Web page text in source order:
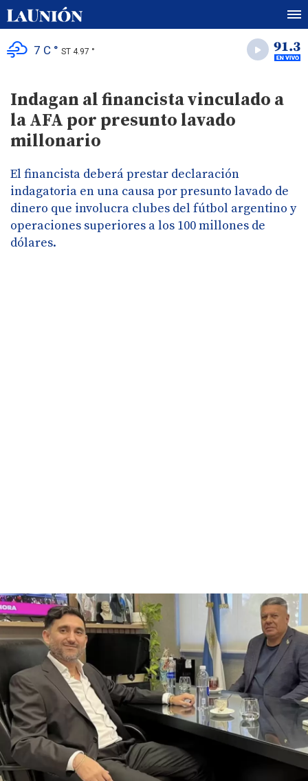
7 C ° ST 4.97 °
Indagan al financista vinculado a
la AFA por presunto lavado
millonario
El financista deberá prestar declaración
indagatoria en una causa por presunto lavado de
dinero que involucra clubes del fútbol argentino y
operaciones superiores a los 100 millones de
dólares.